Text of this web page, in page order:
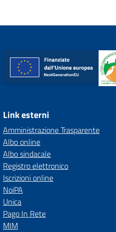
Link esterni
Amministrazione Trasparente
Albo online
Albo sindacale
Registro elettronico
Iscrizioni online
NoiPA
Unica
Pago In Rete
MIM